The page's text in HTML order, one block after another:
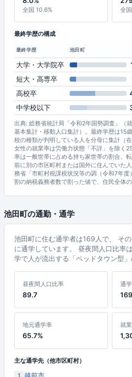
全国 10.6% 全
最終学歴の構成
最終学歴 池田町
大学・大学院卒
短大・高専卒
高校卒
中学校以下
出典: 総務省統計局「令和2年国勢調査」（
基本集計・移動人口集計）。最終学歴は15
校の種類が判明している人を分母に集計（
女性の就業率は労働力状態「不詳」を除く
率は一般世帯に占める持ち家世帯の割合。
前に別の市区町村または国外に住んでいた
務省「市町村税課税状況等の調（令和7年
割の納税義務者数で割った値で、住民全体
池田町の通勤・通学
池田町に住む通学者は169人で、 そ
に通学しています。 昼夜間人口比率
学で人が流出する「ベッドタウン型」
昼夜間人口比率
89.7
通
地元通学率
65.7%
就
主な通学先（他市区町村）
1 越前市